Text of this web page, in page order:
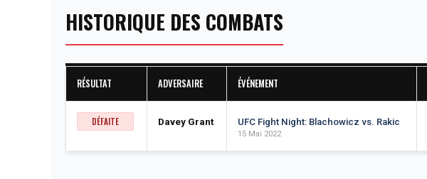
HISTORIQUE DES COMBATS
RÉSULTAT ADVERSAIRE ÉVÉNEMENT
DÉFAITE Davey Grant UFC Fight Night: Blachowicz vs. Rakic
15 Mai 2022